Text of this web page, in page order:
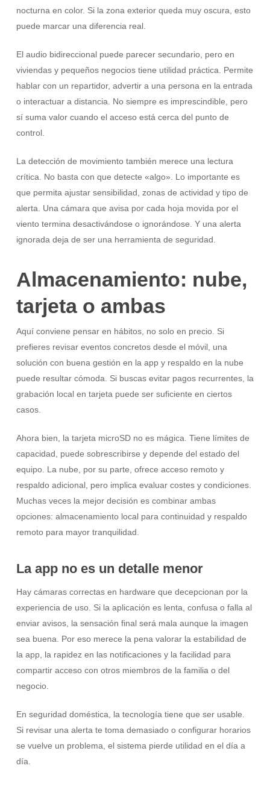
nocturna en color. Si la zona exterior queda muy oscura, esto
puede marcar una diferencia real.
El audio bidireccional puede parecer secundario, pero en
viviendas y pequeños negocios tiene utilidad práctica. Permite
hablar con un repartidor, advertir a una persona en la entrada
o interactuar a distancia. No siempre es imprescindible, pero
sí suma valor cuando el acceso está cerca del punto de
control.
La detección de movimiento también merece una lectura
crítica. No basta con que detecte «algo». Lo importante es
que permita ajustar sensibilidad, zonas de actividad y tipo de
alerta. Una cámara que avisa por cada hoja movida por el
viento termina desactivándose o ignorándose. Y una alerta
ignorada deja de ser una herramienta de seguridad.
Almacenamiento: nube,
tarjeta o ambas
Aquí conviene pensar en hábitos, no solo en precio. Si
prefieres revisar eventos concretos desde el móvil, una
solución con buena gestión en la app y respaldo en la nube
puede resultar cómoda. Si buscas evitar pagos recurrentes, la
grabación local en tarjeta puede ser suficiente en ciertos
casos.
Ahora bien, la tarjeta microSD no es mágica. Tiene límites de
capacidad, puede sobrescribirse y depende del estado del
equipo. La nube, por su parte, ofrece acceso remoto y
respaldo adicional, pero implica evaluar costes y condiciones.
Muchas veces la mejor decisión es combinar ambas
opciones: almacenamiento local para continuidad y respaldo
remoto para mayor tranquilidad.
La app no es un detalle menor
Hay cámaras correctas en hardware que decepcionan por la
experiencia de uso. Si la aplicación es lenta, confusa o falla al
enviar avisos, la sensación final será mala aunque la imagen
sea buena. Por eso merece la pena valorar la estabilidad de
la app, la rapidez en las notificaciones y la facilidad para
compartir acceso con otros miembros de la familia o del
negocio.
En seguridad doméstica, la tecnología tiene que ser usable.
Si revisar una alerta te toma demasiado o configurar horarios
se vuelve un problema, el sistema pierde utilidad en el día a
día.